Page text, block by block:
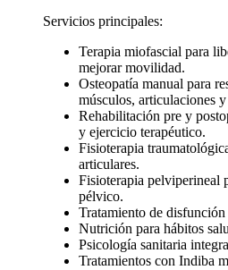
Servicios principales:
Terapia miofascial para
mejorar movilidad.
Osteopatía manual para
músculos, articulaciones y
Rehabilitación pre y
y ejercicio terapéutico.
Fisioterapia
articulares.
Fisioterapia pelviperineal
pélvico.
Tratamiento de
Nutrición para hábitos
Psicología sanitaria
Tratamientos con Indiba